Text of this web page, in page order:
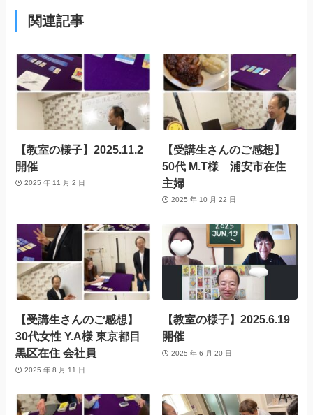
関連記事
【教室の様子】2025.11.2
開催
2025 年 11 月 2 日
【受講生さんのご感想】
50代 M.T様 浦安市在住
主婦
2025 年 10 月 22 日
【受講生さんのご感想】
30代女性 Y.A様 東京都目
黒区在住 会社員
2025 年 8 月 11 日
【教室の様子】2025.6.19
開催
2025 年 6 月 20 日